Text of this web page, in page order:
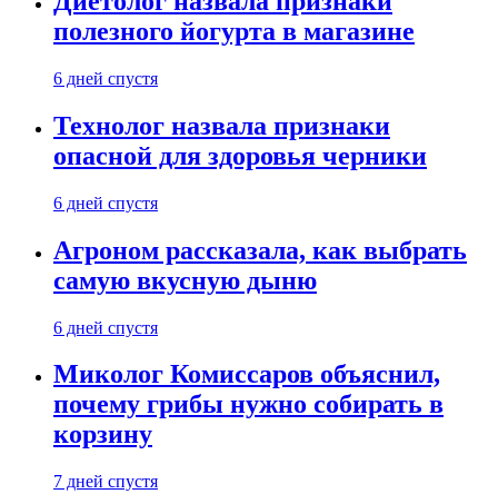
полезного йогурта в магазине
6 дней спустя
Технолог назвала признаки
опасной для здоровья черники
6 дней спустя
Агроном рассказала, как выбрать
самую вкусную дыню
6 дней спустя
Миколог Комиссаров объяснил,
почему грибы нужно собирать в
корзину
7 дней спустя